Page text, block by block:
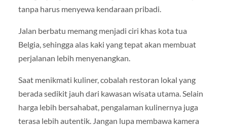
tanpa harus menyewa kendaraan pribadi.
Jalan berbatu memang menjadi ciri khas kota tua
Belgia, sehingga alas kaki yang tepat akan membuat
perjalanan lebih menyenangkan.
Saat menikmati kuliner, cobalah restoran lokal yang
berada sedikit jauh dari kawasan wisata utama. Selain
harga lebih bersahabat, pengalaman kulinernya juga
terasa lebih autentik. Jangan lupa membawa kamera